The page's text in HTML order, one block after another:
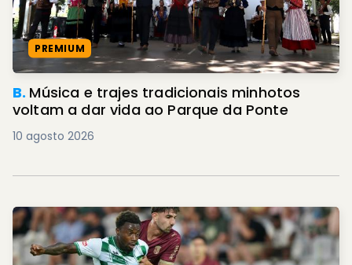
PREMIUM
B. Música e trajes tradicionais minhotos
voltam a dar vida ao Parque da Ponte
10 agosto 2026